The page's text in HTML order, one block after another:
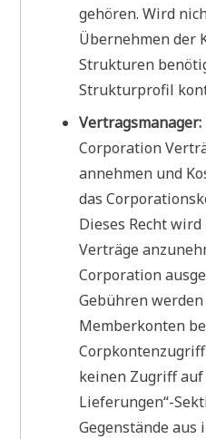
gehören. Wird
Übernehmen der
Strukturen
Strukturprofil
Vertragsmanager:
Corporation
annehmen und
das
Dieses Recht
Verträge
Corporation
Gebühren
Memberkonten
keinen Zugriff auf
Lieferungen“-
Gegenstände aus